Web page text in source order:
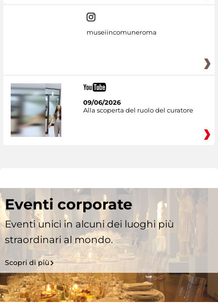
museiincomuneroma
09/06/2026
Alla scoperta del ruolo del curatore
Eventi corporate
Eventi unici in alcuni dei luoghi più
straordinari al mondo.
Scopri di più